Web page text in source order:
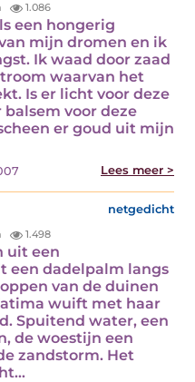
1.086
een hongerig
mijn dromen en ik
Ik waad door zaad
waarvan het
Is er licht voor deze
balsem voor deze
er goud uit mijn
Lees meer >
netgedicht
1.498
uit een
een dadelpalm langs
van de duinen
wuift met haar
Spuitend water, een
de woestijn een
zandstorm. Het